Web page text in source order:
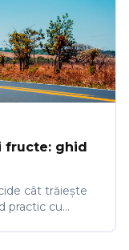
fructe: ghid
cât trăiește
practic cu